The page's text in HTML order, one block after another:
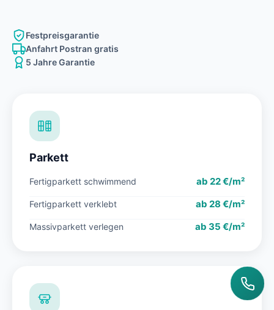
Festpreisgarantie
Anfahrt Postran gratis
5 Jahre Garantie
Parkett
Fertigparkett schwimmend ab 22 €/m²
Fertigparkett verklebt ab 28 €/m²
Massivparkett verlegen ab 35 €/m²